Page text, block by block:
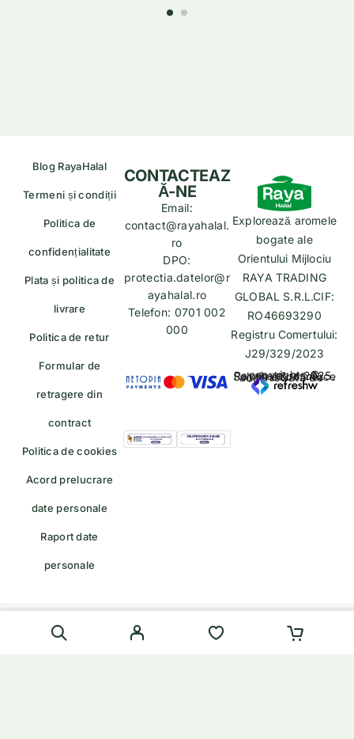
Blog RayaHalal
Termeni și condiții
Politica de
confidențialitate
Plata și politica de
livrare
Politica de retur
Formular de
retragere din
contract
Politica de cookies
Acord prelucrare
date personale
Raport date
personale
Explorează aromele
bogate ale
Orientului Mijlociu
RAYA TRADING
GLOBAL S.R.L.CIF:
RO46693290
Registru Comertului:
J29/329/2023
copyrights © Rayahalal.ro 2025. Soluție eCommerce administrată de
CONTACTEAZ
Ă-NE
Email:
contact@rayahalal.
ro
DPO:
protectia.datelor@r
ayahalal.ro
Telefon: 0701 002
000